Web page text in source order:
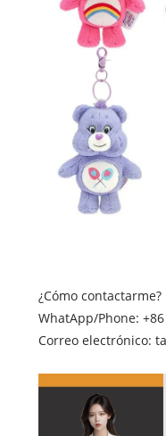
¿Cómo contactarme?
WhatApp/Phone: +86
Correo electrónico: